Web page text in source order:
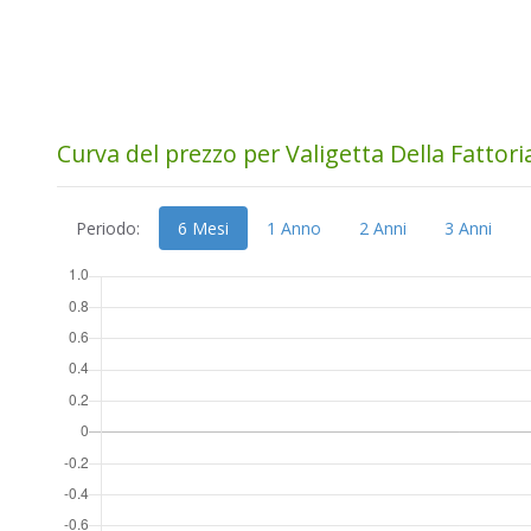
Curva del prezzo per Valigetta Della
Periodo: 6 Mesi 1 Anno 2 Anni 3 Anni